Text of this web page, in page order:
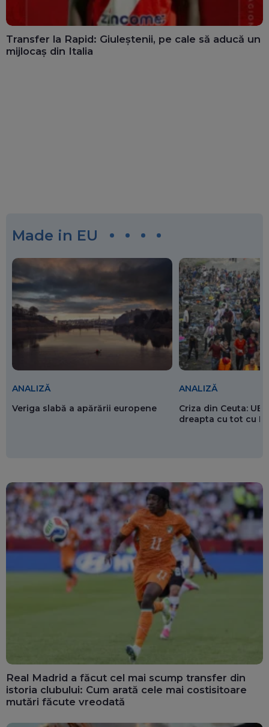
Transfer la Rapid: Giuleștenii, pe cale să aducă un
mijlocaș din Italia
Made in EU
ANALIZĂ
Veriga slabă a apărării europene
ANALIZĂ
Criza din Ceuta: UE
dreapta cu tot cu
Real Madrid a făcut cel mai scump transfer din
istoria clubului: Cum arată cele mai costisitoare
mutări făcute vreodată